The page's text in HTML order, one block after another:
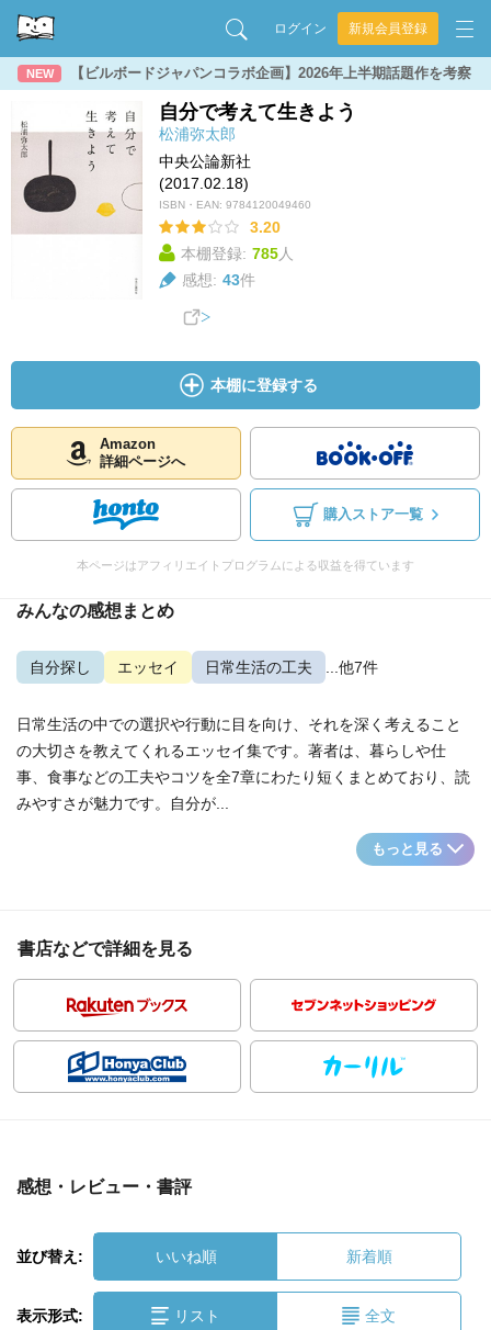
ログイン 新規会員登録
NEW 【ビルボードジャパンコラボ企画】2026年上半期話題作を考察
自分で考えて生きよう
松浦弥太郎
中央公論新社
(2017.02.18)
ISBN・EAN: 9784120049460
3.20
本棚登録: 785人
感想: 43件
本棚に登録する
Amazon
詳細ページへ
購入ストア一覧
本ページはアフィリエイトプログラムによる収益を得ています
みんなの感想まとめ
自分探し エッセイ 日常生活の工夫 ...他7件
日常生活の中での選択や行動に目を向け、それを深く考えること
の大切さを教えてくれるエッセイ集です。著者は、暮らしや仕
事、食事などの工夫やコツを全7章にわたり短くまとめており、読
みやすさが魅力です。自分が...
もっと見る
書店などで詳細を見る
感想・レビュー・書評
並び替え: いいね順 新着順
表示形式: リスト 全文